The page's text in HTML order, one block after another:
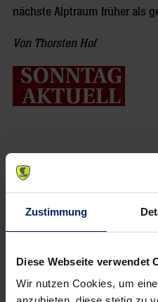
Zustimmung
Diese Webseite verwendet
Wir nutzen Cookies, um
nächste Alptraum früher als
Von Thorsten Hof
NEWSLETTER